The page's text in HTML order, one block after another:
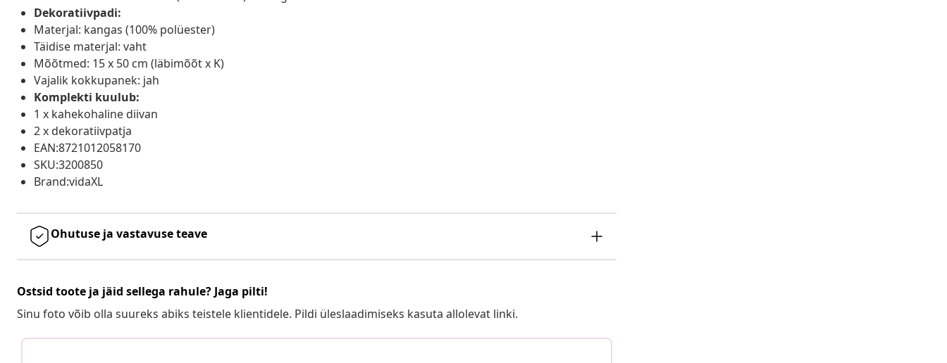
Dekoratiivpadi:
Materjal: kangas (100% polüester)
Täidise materjal: vaht
Mõõtmed: 15 x 50 cm (läbimõõt x K)
Vajalik kokkupanek: jah
Komplekti kuulub:
1 x kahekohaline diivan
2 x dekoratiivpatja
EAN:8721012058170
SKU:3200850
Brand:vidaXL
Ohutuse ja vastavuse teave
Ostsid toote ja jäid sellega rahule? Jaga pilti!
Sinu foto võib olla suureks abiks teistele klientidele. Pildi üleslaadimiseks kasuta allolevat linki.